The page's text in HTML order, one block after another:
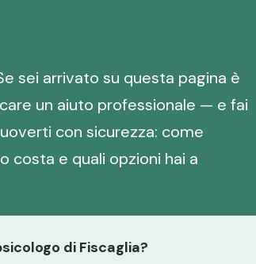
sei arrivato su questa pagina è
un aiuto professionale — e fai
con sicurezza: come
costa e quali opzioni hai a
di Fiscaglia?